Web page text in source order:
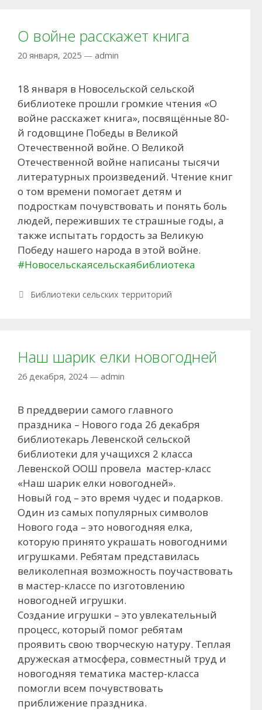
О войне расскажет книга
20 января, 2025 — admin
18 января в Новосельской сельской
библиотеке прошли громкие чтения «О
войне расскажет книга», посвящённые 80-
й годовщине Победы в Великой
Отечественной войне. О Великой
Отечественной войне написаны тысячи
литературных произведений. Чтение книг
о том времени помогает детям и
подросткам почувствовать и понять боль
людей, переживших те страшные годы, а
также испытать гордость за Великую
Победу нашего народа в этой войне.
#Новосельскаясельскаябиблиотека
Рубрики
Библиотеки сельских территорий
Наш шарик елки новогодней
26 декабря, 2024 — admin
В преддверии самого главного
праздника – Нового года 26 декабря
библиотекарь Левенской сельской
библиотеки для учащихся 2 класса
Левенской ООШ провела мастер-класс
«Наш шарик елки новогодней».
Новый год – это время чудес и подарков.
Один из самых популярных символов
Нового года – это новогодняя елка,
которую принято украшать новогодними
игрушками. Ребятам представилась
великолепная возможность поучаствовать
в мастер-классе по изготовлению
новогодней игрушки.
Создание игрушки – это увлекательный
процесс, который помог ребятам
проявить свою творческую натуру. Теплая
дружеская атмосфера, совместный труд и
новогодняя тематика мастер-класса
помогли всем почувствовать
приближение праздника.